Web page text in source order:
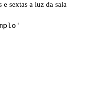
e sextas a luz da sala